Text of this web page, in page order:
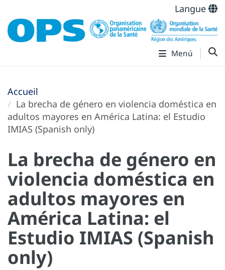
Langue
Menú
Accueil
La brecha de género en violencia doméstica en
adultos mayores en América Latina: el Estudio
IMIAS (Spanish only)
La brecha de género en
violencia doméstica en
adultos mayores en
América Latina: el
Estudio IMIAS (Spanish
only)